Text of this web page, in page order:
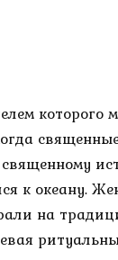
которого
к океану.
на